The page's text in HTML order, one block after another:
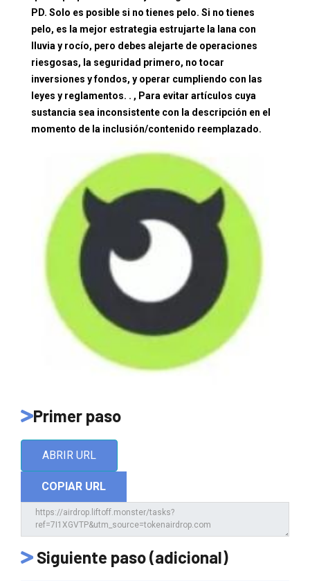
PD. Solo es posible si no tienes pelo. Si no tienes
pelo, es la mejor estrategia estrujarte la lana con
lluvia y rocío, pero debes alejarte de operaciones
riesgosas, la seguridad primero, no tocar
inversiones y fondos, y operar cumpliendo con las
leyes y reglamentos. . , Para evitar artículos cuya
sustancia sea inconsistente con la descripción en el
momento de la inclusión/contenido reemplazado.
Primer paso
ABRIR URL
COPIAR URL
Siguiente paso (adicional)